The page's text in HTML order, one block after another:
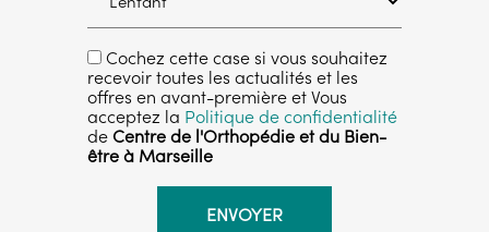
Cochez cette case si vous souhaitez
recevoir toutes les actualités et les
offres en avant-première et Vous
acceptez la Politique de confidentialité
deCentre de l'Orthopédie et du Bien-
être à Marseille